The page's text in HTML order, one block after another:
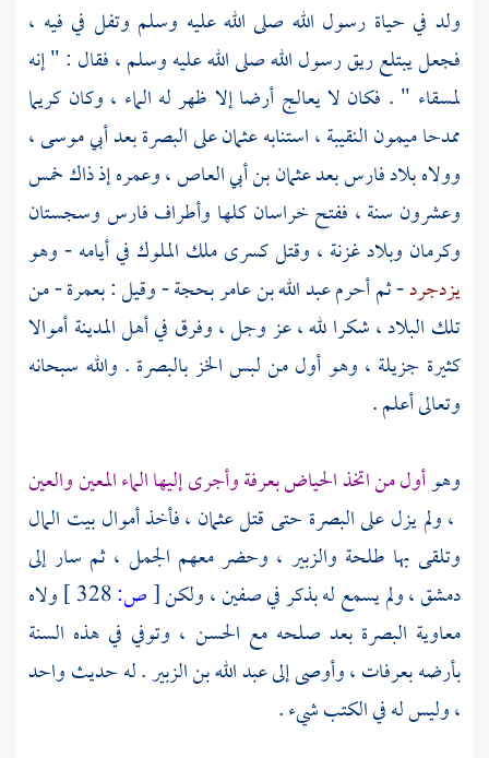
ولد في حياة رسول الله صلى الله عليه وسلم وتفل في فيه ،
فجعل يبتلع ريق رسول الله صلى الله عليه وسلم ، فقال : " إنه
لمسقاء " . فكان لا يعالج أرضا إلا ظهر له الماء ، وكان كريما
ممدحا ميمون النقيبة ، استنابهعثمانعلىالبصرةبعدأبي موسى،
وولاه بلادفارسبعدعثمان بن أبي العاص، وعمره إذ ذاك خمس
وعشرون سنة ، ففتحخراسانكلها وأطراففارسوسجستان
وكرمان وبلاد غزنة ، وقتل كسرى ملك الملوك في أيامه - وهو
يزدجرد- ثم أحرمعبد الله بن عامربحجة - وقيل : بعمرة - من
تلك البلاد ، شكرا لله ، عز وجل ، وفرق فيأهلالمدينةأموالا
كثيرة جزيلة ، وهو أول من لبس الخزبالبصرة . والله سبحانه
وتعالى أعلم .
وهوأول من اتخذ الحياض بعرفة وأجرى إليها الماء المعين والعين
، ولم يزل علىالبصرة حتى قتلعثمان ، فأخذ أموال بيت المال
وتلقى بها طلحة والزبير ، وحضر معهم الجمل ، ثم سار إلى
دمشق ، ولم يسمع له بذكر فيصفين، ولكن[ص:
ولاه
معاوية البصرةبعد صلحه مع الحسن ، وتوفي في هذه السنة
بأرضهبعرفات، وأوصى إلىعبد الله بن الزبير. له حديث واحد
، وليس له في الكتب شيء .